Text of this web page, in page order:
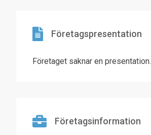
Företagspresentation
Företaget saknar en presentation.
Företagsinformation